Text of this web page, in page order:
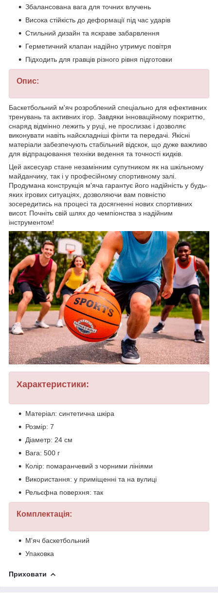
Збалансована вага для точних влучень
Висока стійкість до деформації під час ударів
Стильний дизайн та яскраве забарвлення
Герметичний клапан надійно утримує повітря
Підходить для гравців різного рівня підготовки
Опис:
Баскетбольний м'яч розроблений спеціально для ефективних
тренувань та активних ігор. Завдяки інноваційному покриттю,
снаряд відмінно лежить у руці, не прослизає і дозволяє
виконувати навіть найскладніші фінти та передачі. Якісні
матеріали забезпечують стабільний відскок, що дуже важливо
для відпрацювання техніки ведення та точності кидків.
Цей аксесуар стане незамінним супутником як на шкільному
майданчику, так і у професійному спортивному залі.
Продумана конструкція м'яча гарантує його надійність у будь-
яких ігрових ситуаціях, дозволяючи вам повністю
зосередитись на процесі та досягненні нових спортивних
висот. Почніть свій шлях до чемпіонства з надійним
інструментом!
Характеристики:
Матеріал: синтетична шкіра
Розмір: 7
Діаметр: 24 см
Вага: 500 г
Колір: помаранчевий з чорними лініями
Використання: у приміщенні та на вулиці
Рельєфна поверхня: так
Комплектація:
М'яч баскетбольний
Упаковка
Приховати